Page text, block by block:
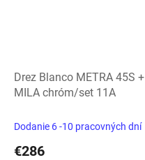
Drez Blanco METRA 45S +
MILA chróm/set 11A
Dodanie 6 -10 pracovných dní
€286